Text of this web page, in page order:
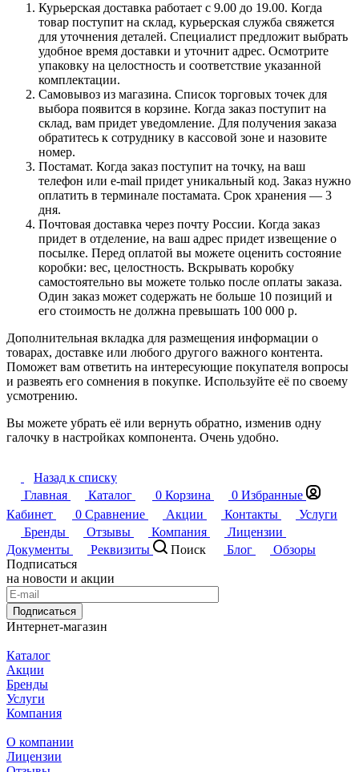
Курьерская доставка работает с 9.00 до 19.00. Когда
товар поступит на склад, курьерская служба свяжется
для уточнения деталей. Специалист предложит выбрать
удобное время доставки и уточнит адрес. Осмотрите
упаковку на целостность и соответствие указанной
комплектации.
Самовывоз из магазина. Список торговых точек для
выбора появится в корзине. Когда заказ поступит на
склад, вам придет уведомление. Для получения заказа
обратитесь к сотруднику в кассовой зоне и назовите
номер.
Постамат. Когда заказ поступит на точку, на ваш
телефон или e-mail придет уникальный код. Заказ нужно
оплатить в терминале постамата. Срок хранения — 3
дня.
Почтовая доставка через почту России. Когда заказ
придет в отделение, на ваш адрес придет извещение о
посылке. Перед оплатой вы можете оценить состояние
коробки: вес, целостность. Вскрывать коробку
самостоятельно вы можете только после оплаты заказа.
Один заказ может содержать не больше 10 позиций и
его стоимость не должна превышать 100 000 р.
Дополнительная вкладка для размещения информации о
товарах, доставке или любого другого важного контента.
Поможет вам ответить на интересующие покупателя вопросы
и развеять его сомнения в покупке. Используйте её по своему
усмотрению.
Вы можете убрать её или вернуть обратно, изменив одну
галочку в настройках компонента. Очень удобно.
Назад к списку
Главная
Каталог 0 Корзина 0 Избранные
Кабинет
0 Сравнение Акции Контакты
Услуги
Бренды
Отзывы Компания
Лицензии
Документы
Реквизиты Поиск Блог
Обзоры
Подписаться
на новости и акции
Подписаться
Интернет-магазин
Каталог
Акции
Бренды
Услуги
Компания
О компании
Лицензии